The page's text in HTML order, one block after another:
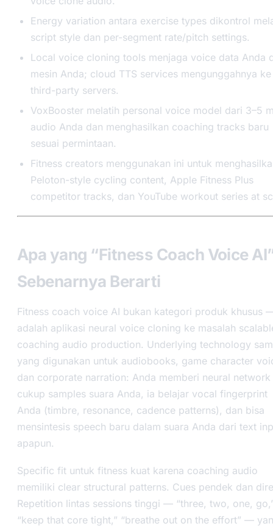
Energy variation antara exercise types dikontrol
script style dan per-segment rate/pitch settings.
Local voice cloning tools menjaga voice data Anda
mesin Anda; cloud TTS services mengunggahnya ke
third-party servers.
VoxBooster melatih personal voice model dari 3–5
audio Anda dan menghasilkan coaching tracks baru
sesuai permintaan.
Fitness creators menggunakan ini untuk
Peloton-style cycling content, Apple Fitness Plus
competitor tracks, dan YouTube workout series at
Apa yang “Fitness Coach Voice
Sebenarnya Berarti
Fitness coach voice AI bukan kategori produk khusus
adalah aplikasi neural voice cloning ke masalah
coaching audio production. Underlying technology
yang digunakan untuk audiobooks, game character
dan corporate narration: Anda memberi neural network
cukup samples suara Anda, ia belajar vocal fingerprint
Anda (timbre, resonance, cadence patterns), dan bisa
mensintesis speech baru dalam suara Anda dari text
apapun.
Specific fit untuk fitness kuat karena coaching audio
memiliki clear structural patterns. Cues pendek dan
Repetition lintas sessions tinggi — “three, two, one,
“keep that core tight,” “breathe out on the effort” —